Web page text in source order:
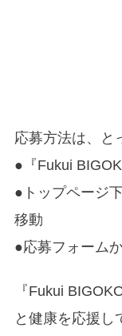
応募方法は、と
●『Fukui
●トップページ
移動
●応募フォーム
『Fukui
と健康を応援し